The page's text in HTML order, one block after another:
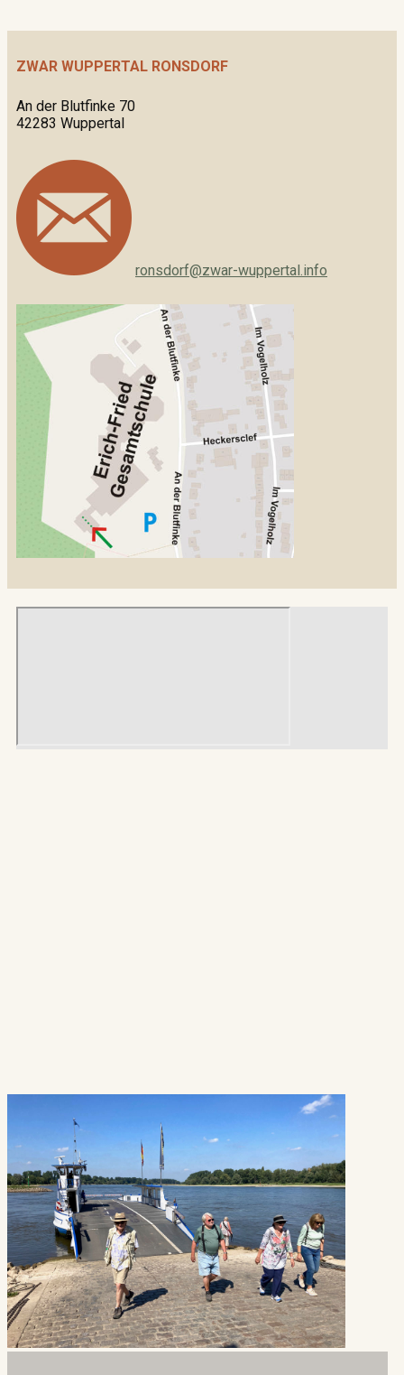
ZWAR WUPPERTAL RONSDORF
An der Blutfinke 70
42283 Wuppertal
ronsdorf@zwar-wuppertal.info